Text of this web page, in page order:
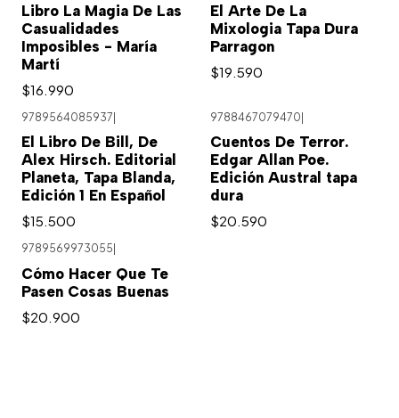
Libro La Magia De Las
Casualidades
Imposibles - María
Martí
$16.990
El Arte De La
Mixologia Tapa Dura
Parragon
$19.590
9789564085937
El Libro De Bill, De
Alex Hirsch. Editorial
Planeta, Tapa Blanda,
Edición 1 En Español
$15.500
9788467079470
Cuentos De Terror.
Edgar Allan Poe.
Edición Austral tapa
dura
$20.590
9789569973055
Cómo Hacer Que Te
Pasen Cosas Buenas
$20.900